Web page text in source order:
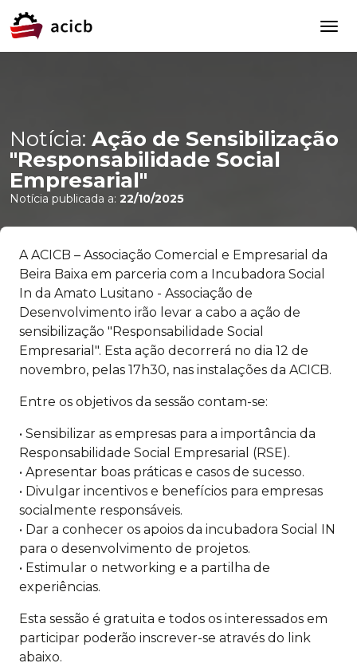
Notícia: Ação de Sensibilização
"Responsabilidade Social
Empresarial"
Notícia publicada a: 22/10/2025
A ACICB – Associação Comercial e Empresarial da
Beira Baixa em parceria com a Incubadora Social
In da Amato Lusitano - Associação de
Desenvolvimento irão levar a cabo a ação de
sensibilização "Responsabilidade Social
Empresarial". Esta ação decorrerá no dia 12 de
novembro, pelas 17h30, nas instalações da ACICB.
Entre os objetivos da sessão contam-se:
• Sensibilizar as empresas para a importância da
Responsabilidade Social Empresarial (RSE).
• Apresentar boas práticas e casos de sucesso.
• Divulgar incentivos e benefícios para empresas
socialmente responsáveis.
• Dar a conhecer os apoios da incubadora Social IN
para o desenvolvimento de projetos.
• Estimular o networking e a partilha de
experiências.
Esta sessão é gratuita e todos os interessados em
participar poderão inscrever-se através do link
abaixo.